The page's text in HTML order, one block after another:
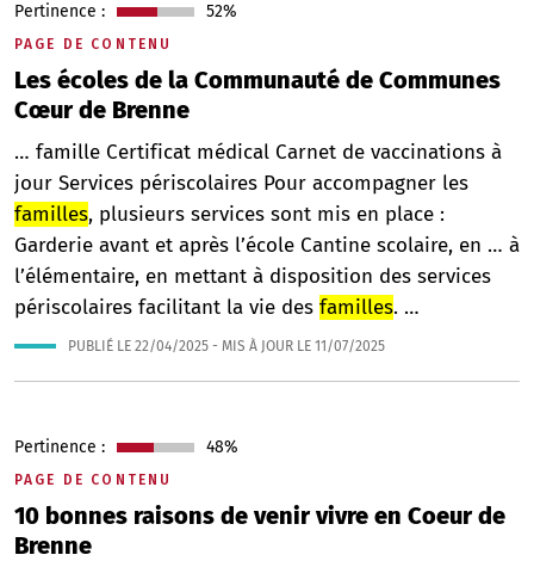
PAGE DE CONTENU
Les écoles de la Communauté de Communes
Cœur de Brenne
Pertinence : 52%
… famille Certificat médical Carnet de vaccinations à
jour Services périscolaires Pour accompagner les
familles, plusieurs services sont mis en place :
Garderie avant et après l’école Cantine scolaire, en … à
l’élémentaire, en mettant à disposition des services
périscolaires facilitant la vie des familles. …
PUBLIÉ LE 22/04/2025 - MIS À JOUR LE 11/07/2025
PAGE DE CONTENU
10 bonnes raisons de venir vivre en Coeur de
Brenne
Pertinence : 48%